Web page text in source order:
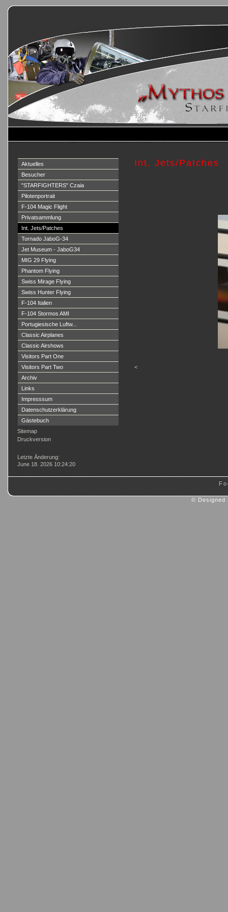
Aktuelles
Besucher
"STARFIGHTERS" Czaia
Pilotenportrait
F-104 Magic Flight
Privatsammlung
Int. Jets/Patches
Tornado JaboG-34
Jet Museum - JaboG34
MIG 29 Flying
Phantom Flying
Swiss Mirage Flying
Swiss Hunter Flying
F-104 Italien
F-104 Stormos AMI
Portugiesische Luftw...
Classic Airplanes
Classic Airshows
Visitors Part One
Visitors Part Two
Archiv
Links
Impresssum
Datenschutzerklärung
Gästebuch
Sitemap
Druckversion
Letzte Änderung:
June 18. 2026 10:24:20
Int. Jets/Patches
<
© Designed